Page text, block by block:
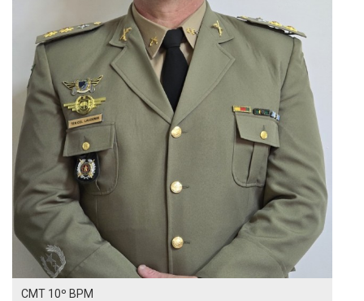
CMT 10º BPM